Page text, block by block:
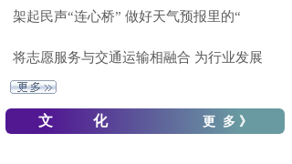
架起民声“连心桥” 做好天气预报里的“
将志愿服务与交通运输相融合 为行业发展
文 化 更 多 》